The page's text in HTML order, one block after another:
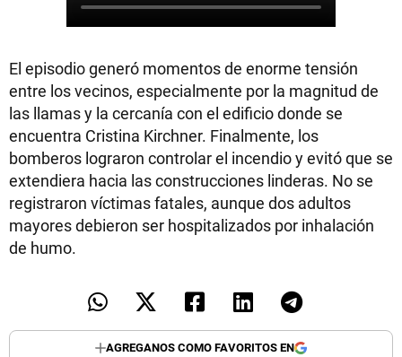
El episodio generó momentos de enorme tensión
entre los vecinos, especialmente por la magnitud de
las llamas y la cercanía con el edificio donde se
encuentra Cristina Kirchner. Finalmente, los
bomberos lograron controlar el incendio y evitó que se
extendiera hacia las construcciones linderas. No se
registraron víctimas fatales, aunque dos adultos
mayores debieron ser hospitalizados por inhalación
de humo.
AGREGANOS COMO FAVORITOS EN